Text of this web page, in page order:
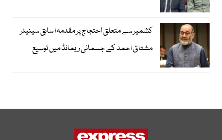
کشمیر سے متعلق احتجاج پر مقدمہ؛ سابق سینیٹر
مشتاق احمد کے جسمانی ریمانڈ میں توسیع